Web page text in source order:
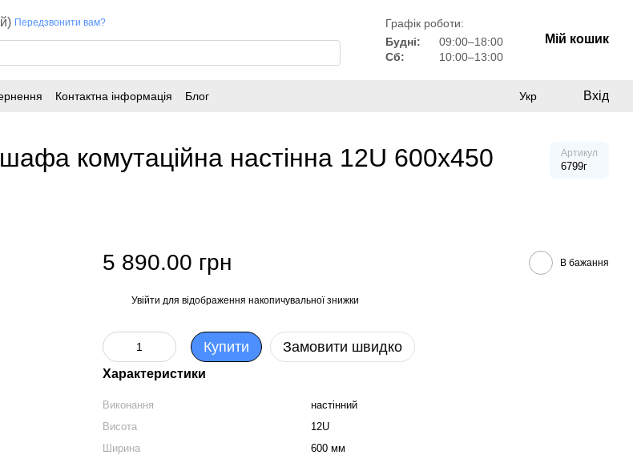
Передзвонити вам?
Графік роботи:
Будні:
09:00–18:00
Сб:
10:00–13:00
Мій кошик
Контактна інформація Блог Укр Вхід
комутаційна настінна 12U 600x450
Артикул
6799г
5 890.00 грн В бажання
Увійти для відображення накопичувальної знижки
Купити Замовити швидко
Характеристики
Виконання
настінний
Висота
12U
Ширина
600 мм